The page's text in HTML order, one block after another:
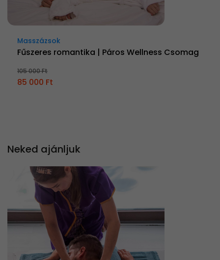
Masszázsok
Fűszeres romantika | Páros Wellness Csomag
105 000 Ft
85 000 Ft
Neked ajánljuk